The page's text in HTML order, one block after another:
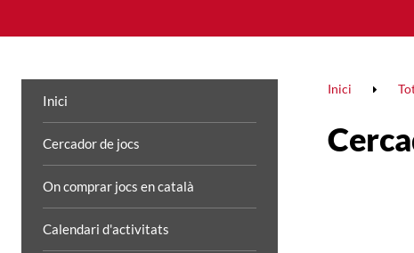
Inici
Cercador de jocs
On comprar jocs en català
Calendari d'activitats
Inici